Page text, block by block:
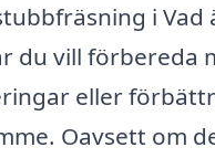
i Vad
du vill förbereda
eller
Oavsett om